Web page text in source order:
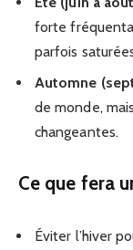
forte
parfois
Automne
de monde,
changeantes.
Ce que fera
Éviter l’hiver